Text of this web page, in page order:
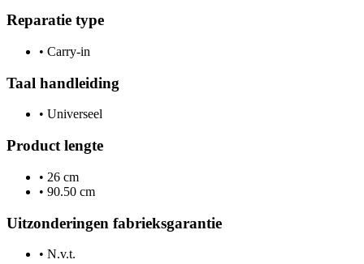
Reparatie type
• Carry-in
Taal handleiding
• Universeel
Product lengte
• 26 cm
• 90.50 cm
Uitzonderingen fabrieksgarantie
• N.v.t.